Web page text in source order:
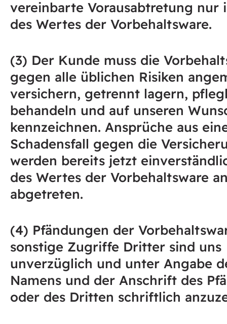
vereinbarte Vorausabtretung nur
des Wertes der Vorbehaltsware.
(3) Der Kunde muss die
gegen alle üblichen Risiken
versichern, getrennt lagern,
behandeln und auf unseren
kennzeichnen. Ansprüche aus
Schadensfall gegen die
werden bereits jetzt
des Wertes der Vorbehaltsware
abgetreten.
(4) Pfändungen der
sonstige Zugriffe Dritter sind uns
unverzüglich und unter Angabe
Namens und der Anschrift des
oder des Dritten schriftlich